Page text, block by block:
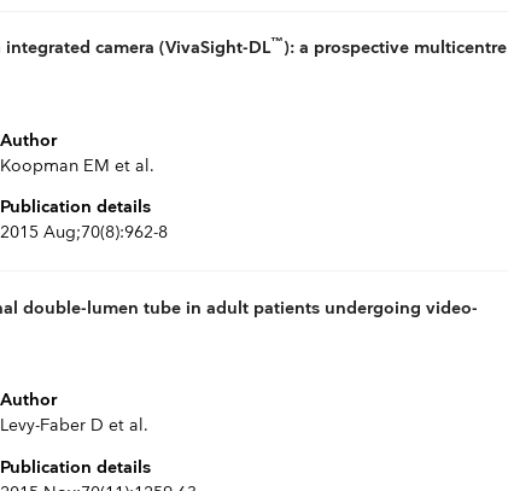
camera (VivaSight-DL™): a prospective multicentre
Author
Koopman EM et al.
Publication details
2015 Aug;70(8):962-8
double-lumen tube in adult patients undergoing video-
Author
Levy-Faber D et al.
Publication details